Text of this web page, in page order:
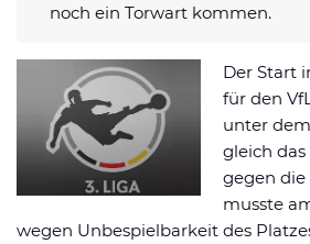
Datenschutzerklärung
Affiliate Disclaimer
Shop News
Forum
noch ein Torwart kommen.
Der Start
für den
unter
gleich das
gegen
musste
wegen Unbespielbarkeit des